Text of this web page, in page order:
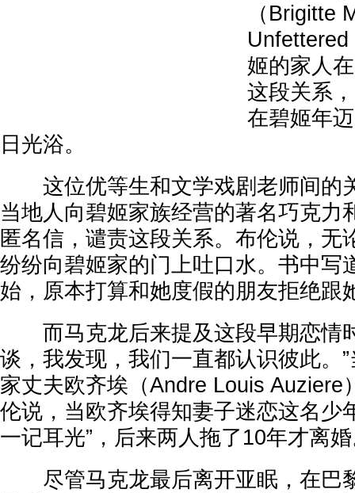
（Brigitte
姬的家人
这段关系
在碧姬年
日光浴。
这位优等生和文学戏剧老师间的
当地人向碧姬家族经营的著名巧克力
匿名信，谴责这段关系。布伦说，无
纷纷向碧姬家的门上吐口水。书中写
始，原本打算和她度假的朋友拒绝跟
而马克龙后来提及这段早期恋情
谈，我发现，我们一直都认识彼此。
家丈夫欧齐埃（Andre Louis Auziere
伦说，当欧齐埃得知妻子迷恋这名少
一记耳光”，后来两人拖了10年才离
尽管马克龙最后离开亚眠，在巴